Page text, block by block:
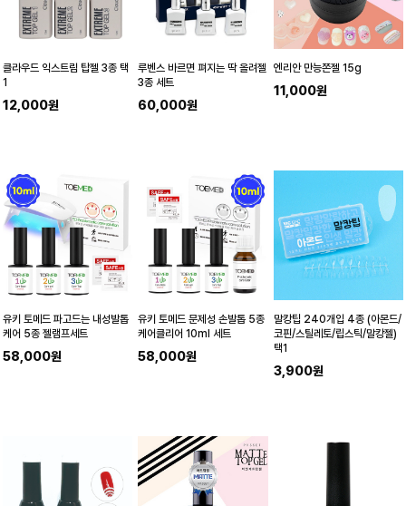
클라우드 익스트림 탑젤 3종 택
1
12,000원
루벤스 바르면 펴지는 딱 올려젤
3종 세트
60,000원
엔리안 만능쫀젤 15g
11,000원
유키 토메드 파고드는 내성발톱
케어 5종 젤램프세트
58,000원
유키 토메드 문제성 손발톱 5종
케어클리어 10ml 세트
58,000원
말캉팁 240개입 4종 (아몬드/
코핀/스틸레토/립스틱/말캉젤)
택1
3,900원